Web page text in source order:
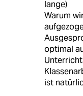
lange)
Warum
optimal
ist